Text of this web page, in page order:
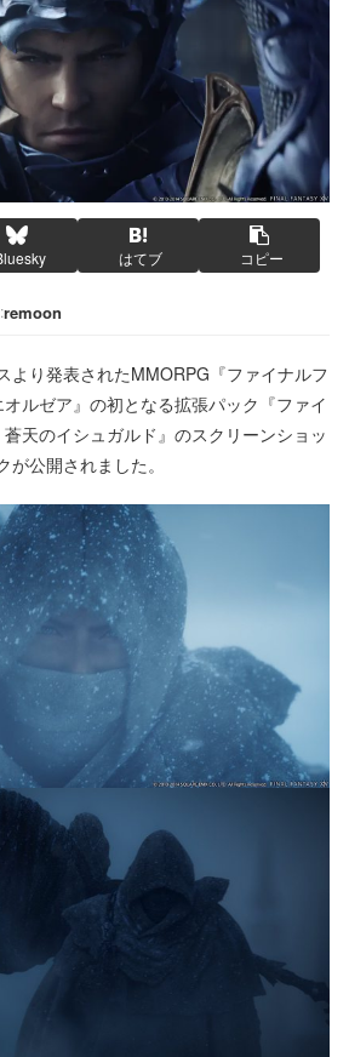
はてブ コピー
remoon
より発表されたMMORPG『ファイナルフ
ルゼア』の初となる拡張パック『ファイ
天のイシュガルド』のスクリーンショッ
が公開されました。